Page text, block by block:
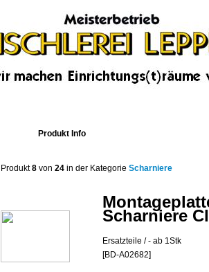
Produkt Info
Produkt8 von24 in der KategorieScharniere
Scharniere
Ersatzteile / - ab 1Stk
[BD-A02682]